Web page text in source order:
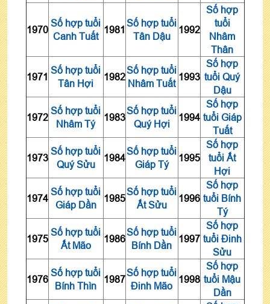
1970
Số hợp tuổi
Canh Tuất
1981
Số hợp tuổi
Tân Dậu
1992
Số hợp
tuổi
Nhâm
Thân
1971
Số hợp tuổi
Tân Hợi
1982
Số hợp tuổi
Nhâm Tuất
1993
Số hợp
tuổi Quý
Dậu
1972
Số hợp tuổi
Nhâm Tý
1983
Số hợp tuổi
Quý Hợi
1994
Số hợp
tuổi Giáp
Tuất
1973
Số hợp tuổi
Quý Sửu
1984
Số hợp tuổi
Giáp Tý
1995
Số hợp
tuổi Ất
Hợi
1974
Số hợp tuổi
Giáp Dần
1985
Số hợp tuổi
Ất Sửu
1996
Số hợp
tuổi Bính
Tý
1975
Số hợp tuổi
Ất Mão
1986
Số hợp tuổi
Bính Dần
1997
Số hợp
tuổi Đinh
Sửu
1976
Số hợp tuổi
Bính Thìn
1987
Số hợp tuổi
Đinh Mão
1998
Số hợp
tuổi Mậu
Dần